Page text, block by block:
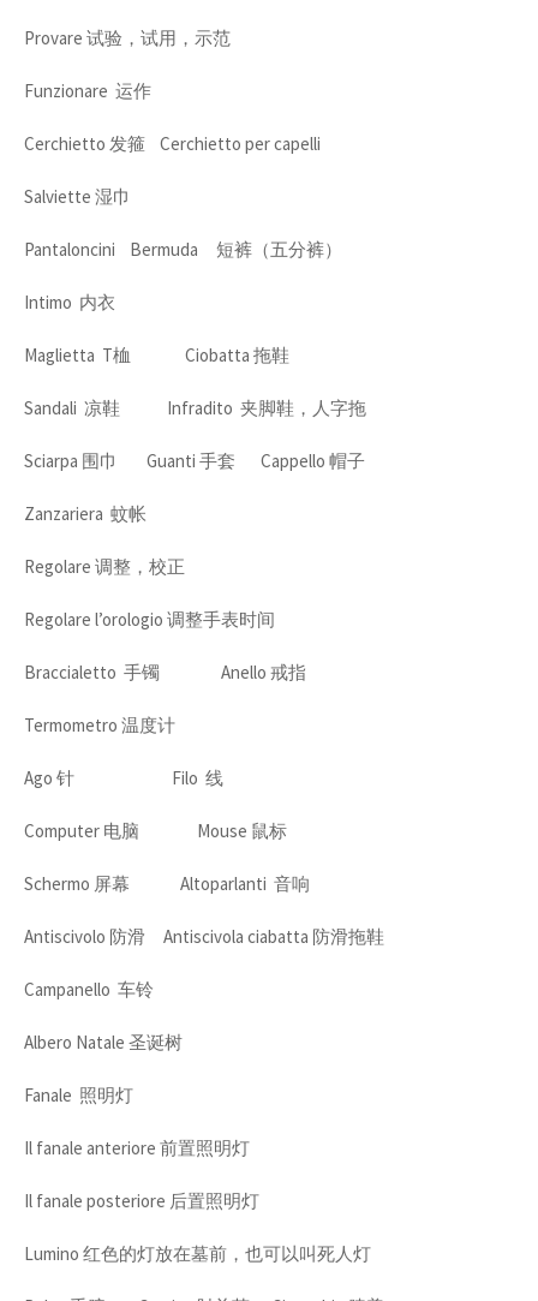
Provare 试验，试用，示范
Funzionare 运作
Cerchietto 发箍 Cerchietto per capelli
Salviette 湿巾
Pantaloncini Bermuda 短裤（五分裤）
Intimo 内衣
Maglietta T桖 Ciobatta 拖鞋
Sandali 凉鞋 Infradito 夹脚鞋，人字拖
Sciarpa 围巾 Guanti 手套 Cappello 帽子
Zanzariera 蚊帐
Regolare 调整，校正
Regolare l’orologio 调整手表时间
Braccialetto 手镯 Anello 戒指
Termometro 温度计
Ago 针 Filo 线
Computer 电脑 Mouse 鼠标
Schermo 屏幕 Altoparlanti 音响
Antiscivolo 防滑 Antiscivola ciabatta 防滑拖鞋
Campanello 车铃
Albero Natale 圣诞树
Fanale 照明灯
Il fanale anteriore 前置照明灯
Il fanale posteriore 后置照明灯
Lumino 红色的灯放在墓前，也可以叫死人灯